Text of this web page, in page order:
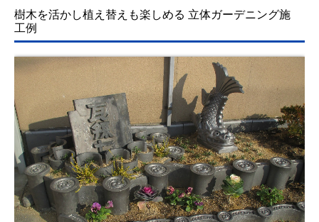
樹木を活かし植え替えも楽しめる 立体ガーデニング施
工例